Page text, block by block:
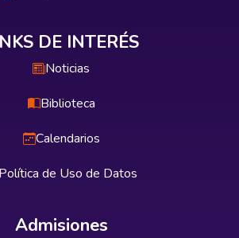
DE INTERÉS
Noticias
Biblioteca
Calendarios
de Uso de Datos
Admisiones